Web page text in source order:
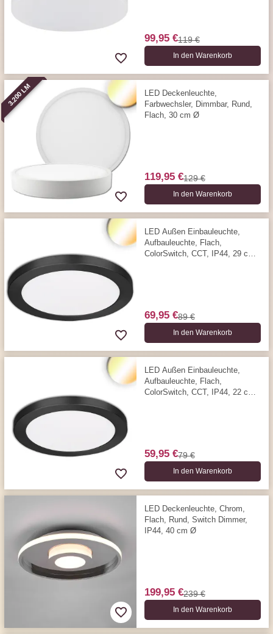
99,95 €119 €
In den Warenkorb
3.200 LM
LED Deckenleuchte,
Farbwechsler, Dimmbar, Rund,
Flach, 30 cm Ø
119,95 €129 €
In den Warenkorb
LED Außen Einbauleuchte,
Aufbauleuchte, Flach,
ColorSwitch, CCT, IP44, 29 cm
69,95 €89 €
In den Warenkorb
LED Außen Einbauleuchte,
Aufbauleuchte, Flach,
ColorSwitch, CCT, IP44, 22 cm
59,95 €79 €
In den Warenkorb
LED Deckenleuchte, Chrom,
Flach, Rund, Switch Dimmer,
IP44, 40 cm Ø
199,95 €239 €
In den Warenkorb